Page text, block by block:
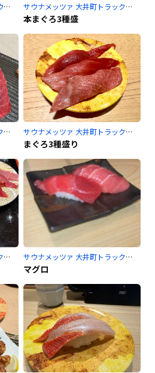
泊まれるサウナ屋さん 品川サウナのサ活 サウナメッツァ 大井町トラックスのサ活
本まぐろ3種盛
サウナメッツァ 大井町トラックスのサ活 サウナメッツァ 大井町トラックスのサ活
まぐろ3種盛り
サウナメッツァ 大井町トラックスのサ活 サウナメッツァ 大井町トラックスのサ活
マグロ